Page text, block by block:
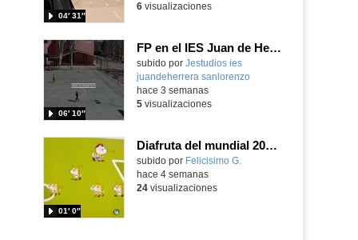
04′ 31″
6visualizaciones
FP en el IES Juan de Herrera
Contenido educativo.
subido por Jestudios ies
juandeherrera sanlorenzo
06′ 10″
-
hace 3 semanas
5visualizaciones
Diafruta del mundial 2026, programando con Scratch un juego de regates para el partido España contra Portugal
Contenido educativo.
subido por Felicisimo G.
01′ 0″
hace 4 semanas
24visualizaciones